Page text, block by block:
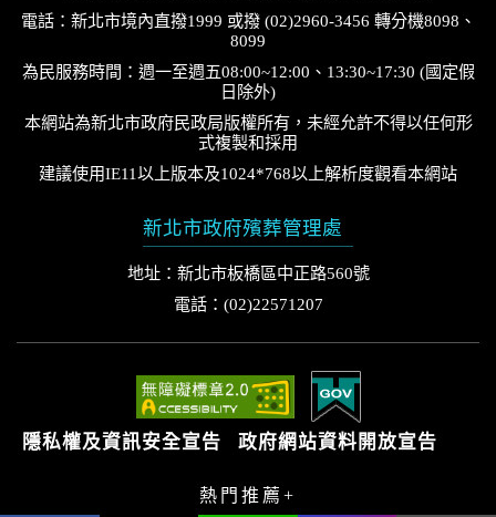
電話：新北市境內直撥1999 或撥 (02)2960-3456 轉分機8098、
8099
為民服務時間：週一至週五08:00~12:00、13:30~17:30 (國定假
日除外)
本網站為新北市政府民政局版權所有，未經允許不得以任何形
式複製和採用
建議使用IE11以上版本及1024*768以上解析度觀看本網站
新北市政府殯葬管理處
地址：新北市板橋區中正路560號
電話：(02)22571207
隱私權及資訊安全宣告 政府網站資料開放宣告
熱門推薦